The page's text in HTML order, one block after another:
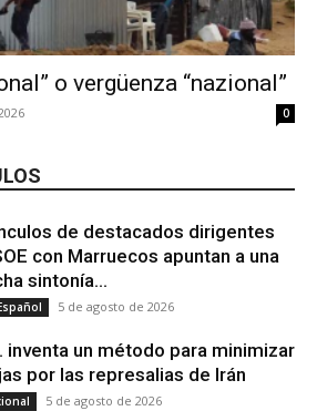
o vergüenza “nazional”
0
de destacados dirigentes
con Marruecos apuntan a una
sintonía...
5 de agosto de 2026
inventa un método para minimizar
por las represalias de Irán
5 de agosto de 2026